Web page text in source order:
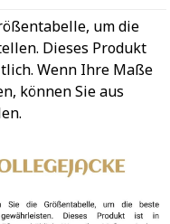
um die
Dieses Produkt
Wenn Ihre Maße
können Sie aus